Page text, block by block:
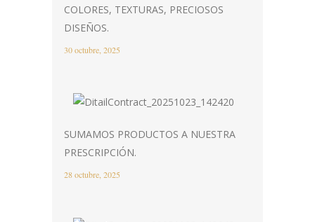
COLORES, TEXTURAS, PRECIOSOS
DISEÑOS.
30 octubre, 2025
SUMAMOS PRODUCTOS A NUESTRA
PRESCRIPCIÓN.
28 octubre, 2025